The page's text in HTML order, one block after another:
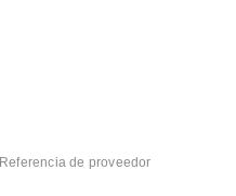
Referencia de proveedor